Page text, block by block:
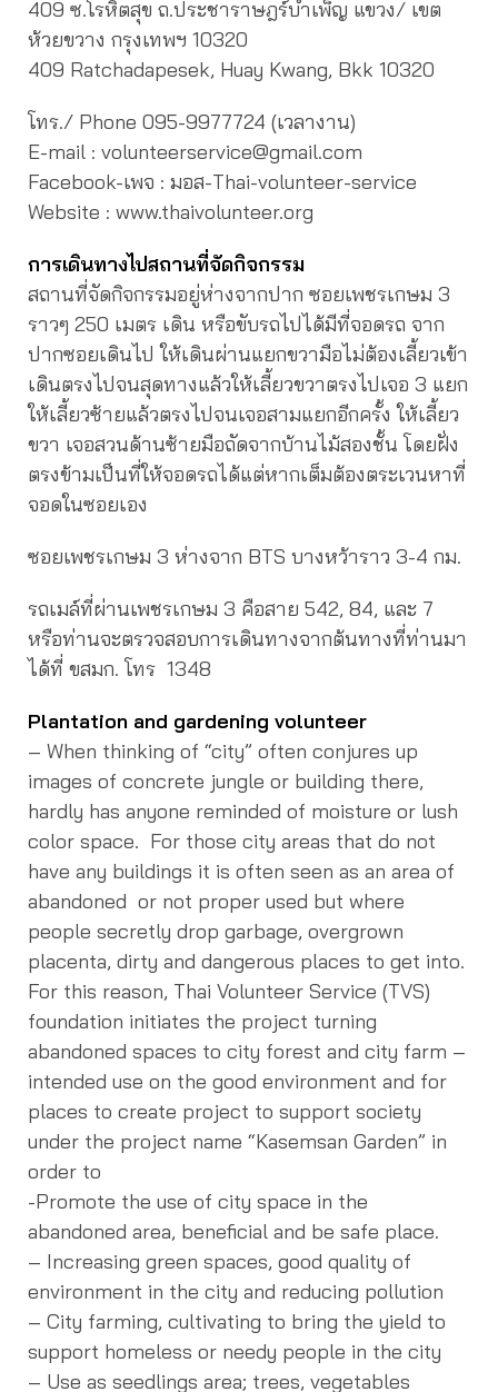
409 ซ.โรหิตสุข ถ.ประชาราษฎร์บำเพ็ญ แขวง/ เขต
ห้วยขวาง กรุงเทพฯ 10320
409 Ratchadapesek, Huay Kwang, Bkk 10320
โทร./ Phone 095-9977724 (เวลางาน)
E-mail : volunteerservice@gmail.com
Facebook-เพจ : มอส-Thai-volunteer-service
Website : www.thaivolunteer.org
การเดินทางไปสถานที่จัดกิจกรรม
สถานที่จัดกิจกรรมอยู่ห่างจากปาก ซอยเพชรเกษม 3
ราวๆ 250 เมตร เดิน หรือขับรถไปได้มีที่จอดรถ จาก
ปากซอยเดินไป ให้เดินผ่านแยกขวามือไม่ต้องเลี้ยวเข้า
เดินตรงไปจนสุดทางแล้วให้เลี้ยวขวาตรงไปเจอ 3 แยก
ให้เลี้ยวซ้ายแล้วตรงไปจนเจอสามแยกอีกครั้ง ให้เลี้ยว
ขวา เจอสวนด้านซ้ายมือถัดจากบ้านไม้สองชั้น โดยฝั่ง
ตรงข้ามเป็นที่ให้จอดรถได้แต่หากเต็มต้องตระเวนหาที่
จอดในซอยเอง
ซอยเพชรเกษม 3 ห่างจาก BTS บางหว้าราว 3-4 กม.
รถเมล์ที่ผ่านเพชรเกษม 3 คือสาย 542, 84, และ 7
หรือท่านจะตรวจสอบการเดินทางจากต้นทางที่ท่านมา
ได้ที่ ขสมก. โทร 1348
Plantation and gardening volunteer
– When thinking of “city” often conjures up
images of concrete jungle or building there,
hardly has anyone reminded of moisture or lush
color space. For those city areas that do not
have any buildings it is often seen as an area of
abandoned or not proper used but where
people secretly drop garbage, overgrown
placenta, dirty and dangerous places to get into.
For this reason, Thai Volunteer Service (TVS)
foundation initiates the project turning
abandoned spaces to city forest and city farm –
intended use on the good environment and for
places to create project to support society
under the project name “Kasemsan Garden” in
order to
-Promote the use of city space in the
abandoned area, beneficial and be safe place.
– Increasing green spaces, good quality of
environment in the city and reducing pollution
– City farming, cultivating to bring the yield to
support homeless or needy people in the city
– Use as seedlings area; trees, vegetables